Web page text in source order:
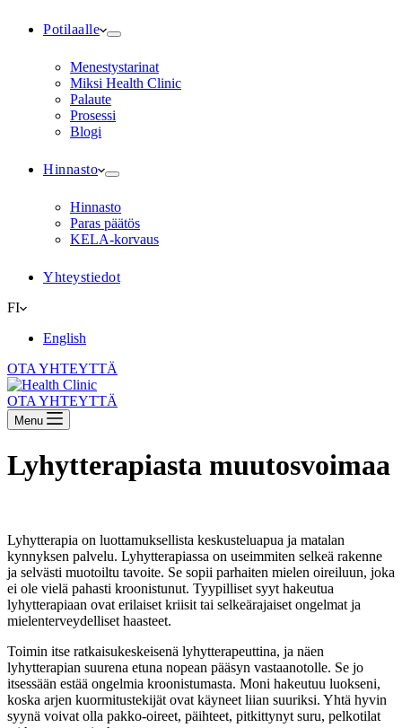
Potilaalle
Menestystarinat
Miksi Health Clinic
Palaute
Prosessi
Blogi
Hinnasto
Hinnasto
Paras päätös
KELA-korvaus
Yhteystiedot
FI
English
OTA YHTEYTTÄ
OTA YHTEYTTÄ
Menu
Lyhytterapiasta muutosvoimaa
Lyhytterapia on luottamuksellista keskusteluapua ja matalan
kynnyksen palvelu. Lyhytterapiassa on useimmiten selkeä rakenne
ja selvästi muotoiltu tavoite. Se sopii parhaiten mielen oireiluun, joka
ei ole vielä pahasti kroonistunut. Tyypilliset syyt hakeutua
lyhytterapiaan ovat erilaiset kriisit tai selkeärajaiset ongelmat ja
mielenterveydelliset haasteet.
Toimin itse ratkaisukeskeisenä lyhytterapeuttina, ja näen
lyhytterapian suurena etuna nopean pääsyn vastaanotolle. Se jo
itsessään estää ongelmia kroonistumasta. Moni hakeutuu luokseni,
koska arjen kuormitustekijät ovat käyneet liian suuriksi. Yhtä hyvin
syynä voivat olla pakko-oireet, päihteet, pitkittynyt suru, pelkotilat